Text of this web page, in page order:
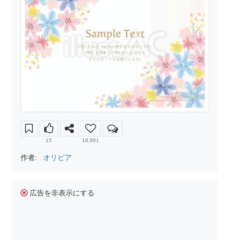
15 18,861
作者: オリビア
広告を非表示にする